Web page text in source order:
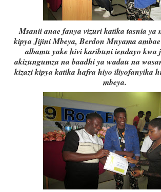
Msanii anae fanya vizuri katika tasnia ya
kipya Jijini Mbeya, Berdon Mnyama
albamu yake hivi karibuni iendayo kwa
akizungumza na baadhi ya wadau na
kizazi kipya katika hafra hiyo iliyofanyika
mbeya.